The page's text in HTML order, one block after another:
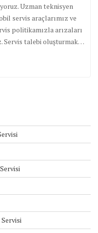
Uzman teknisyen
servis araçlarımız ve
politikamızla arızaları
Servis talebi oluşturmak…